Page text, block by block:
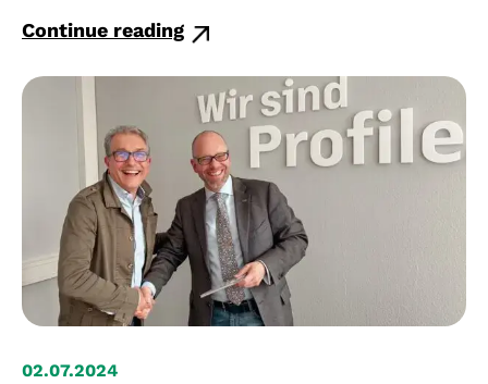
Continue reading
02.07.2024